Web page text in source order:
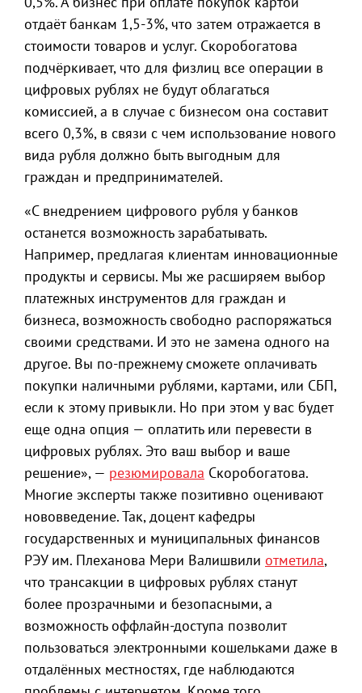
отдаёт банкам 1,5-3%, что затем отражается в
стоимости товаров и услуг. Скоробогатова
подчёркивает, что для физлиц все операции в
цифровых рублях не будут облагаться
комиссией, а в случае с бизнесом она составит
всего 0,3%, в связи с чем использование нового
вида рубля должно быть выгодным для
граждан и предпринимателей.
«С внедрением цифрового рубля у банков
останется возможность зарабатывать.
Например, предлагая клиентам инновационные
продукты и сервисы. Мы же расширяем выбор
платежных инструментов для граждан и
бизнеса, возможность свободно распоряжаться
своими средствами. И это не замена одного на
другое. Вы по-прежнему сможете оплачивать
покупки наличными рублями, картами, или СБП,
если к этому привыкли. Но при этом у вас будет
еще одна опция — оплатить или перевести в
цифровых рублях. Это ваш выбор и ваше
решение», — резюмировала Скоробогатова.
Многие эксперты также позитивно оценивают
нововведение. Так, доцент кафедры
государственных и муниципальных финансов
РЭУ им. Плеханова Мери Валишвили отметила,
что трансакции в цифровых рублях станут
более прозрачными и безопасными, а
возможность оффлайн-доступа позволит
пользоваться электронными кошельками даже в
отдалённых местностях, где наблюдаются